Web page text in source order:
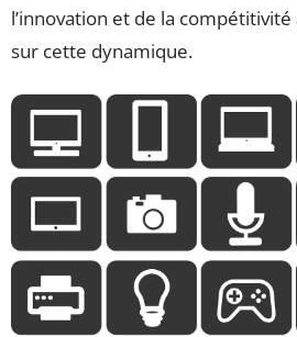
l’innovation et de la
sur cette dynamique.